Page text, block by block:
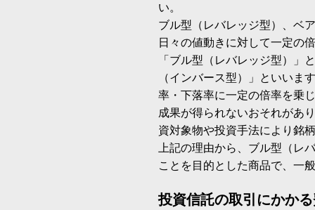
い。
ブル型（レバレッジ型）、ベ
日々の値動きに対して一定の
「ブル型（レバレッジ型）」
（インバース型）」といいま
率・下落率に一定の倍率を乗
成果が得られないおそれがあ
資対象物や投資手法により銘
上記の理由から、ブル型（レ
ことを目的とした商品で、一
投資信託の取引にかか